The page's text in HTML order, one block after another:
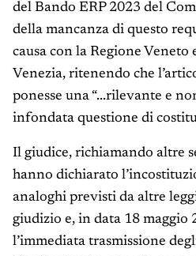
del Bando ERP 2023 del
della mancanza di questo
causa con la Regione
Venezia, ritenendo che
ponesse una “...rilevante e
infondata questione di
Il giudice, richiamando altre
hanno dichiarato
analoghi previsti da altre
giudizio e, in data 18 maggio
l’immediata trasmissione